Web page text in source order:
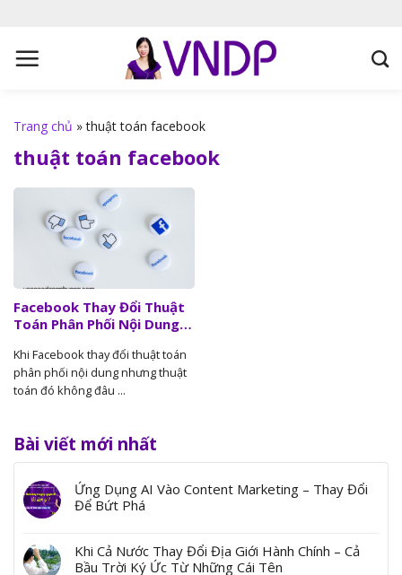
Trang chủ »thuật toán facebook
thuật toán facebook
Facebook Thay Đổi Thuật
Toán Phân Phối Nội Dung –
Thế
Khi Facebook thay đổi thuật toán
phân phối nội dung nhưng thuật
toán đó không đâu ...
Bài viết mới nhất
Ứng Dụng AI Vào Content Marketing – Thay Đổi
Để Bứt Phá
Khi Cả Nước Thay Đổi Địa Giới Hành Chính – Cả
Bầu Trời Ký Ức Từ Những Cái Tên